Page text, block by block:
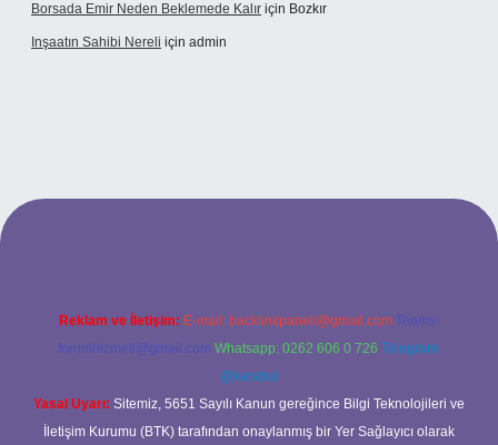
Borsada Emir Neden Beklemede Kalır için Bozkır
Inşaatın Sahibi Nereli için admin
Reklam ve İletişim: E-mail: backlinkpaneli@gmail.com Teams:
forumhizmeti@gmail.com Whatsapp: 0262 606 0 726 Telegram:
@karabul
Yasal Uyarı: Sitemiz, 5651 Sayılı Kanun gereğince Bilgi Teknolojileri ve
İletişim Kurumu (BTK) tarafından onaylanmış bir Yer Sağlayıcı olarak